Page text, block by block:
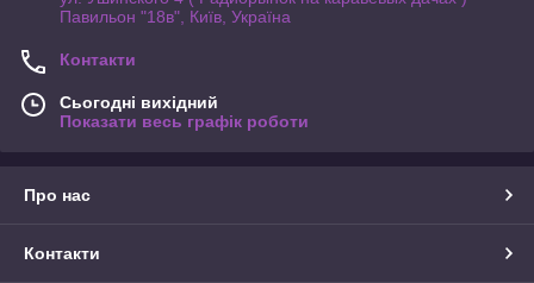
Павильон "18в", Київ, Україна
Контакти
Сьогодні вихідний
Показати весь графік роботи
Про нас
Контакти